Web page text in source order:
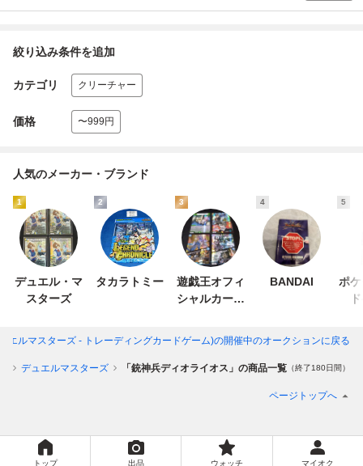
絞り込み条件を追加
カテゴリ クリーチャー
価格 〜999円
人気のメーカー・ブランド
1
デュエル・マ
スターズ
2
タカラトミー
3
遊戯王オフィ
シャルカード
ズ
4
BANDAI
5
ポ
エルマスターズ - トレーディングカードゲーム)の開催中のオークションに戻る
デュエルマスターズ 「銃神兵ディオライオス」の商品一覧 （終了180日間）
ページトップへ
トップ 出品 ウォッチ マイオク